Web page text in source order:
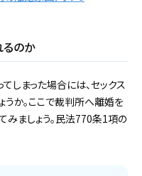
のか
しまった場合には、セックス
か。ここで裁判所へ離婚を
みましょう。民法770条1項の